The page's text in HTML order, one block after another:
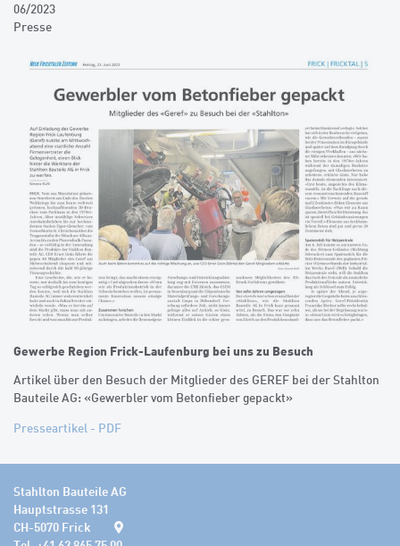
06/2023
Presse
Gewerbe Region Frick-Laufenburg bei uns zu Besuch
Artikel über den Besuch der Mitglieder des GEREF bei der Stahlton
Bauteile AG: «Gewerbler vom Betonfieber gepackt»
Presseartikel - PDF
Stahlton Bauteile AG
Hauptstrasse 131
CH-5070 Frick